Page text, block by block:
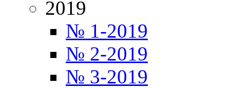
2019
№ 1-2019
№ 2-2019
№ 3-2019